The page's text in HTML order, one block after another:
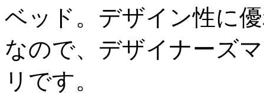
ベッド。デザイン性に
なので、デザイナーズ
リです。